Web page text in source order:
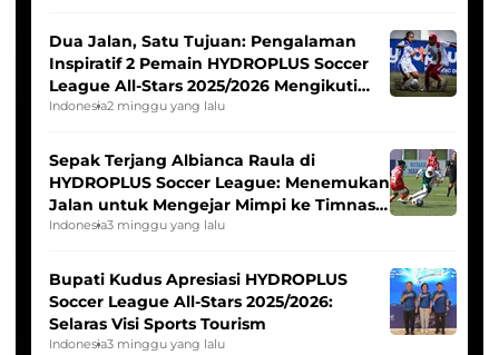
Dua Jalan, Satu Tujuan: Pengalaman
Inspiratif 2 Pemain HYDROPLUS Soccer
League All-Stars 2025/2026 Mengikuti
Seleksi Timnas Indonesia Putri
Indonesia2 minggu yang lalu
Sepak Terjang Albianca Raula di
HYDROPLUS Soccer League: Menemukan
Jalan untuk Mengejar Mimpi ke Timnas
Indonesia Putri
Indonesia3 minggu yang lalu
Bupati Kudus Apresiasi HYDROPLUS
Soccer League All-Stars 2025/2026:
Selaras Visi Sports Tourism
Indonesia3 minggu yang lalu